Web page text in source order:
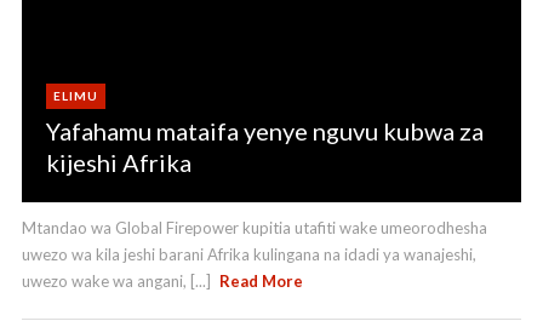
ELIMU
Yafahamu mataifa yenye nguvu kubwa za
kijeshi Afrika
Mtandao wa Global Firepower kupitia utafiti wake umeorodhesha
uwezo wa kila jeshi barani Afrika kulingana na idadi ya wanajeshi,
uwezo wake wa angani, [...] Read More